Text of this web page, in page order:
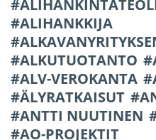
ALIHANKKIJA
ALKUTUOTANTO
ALV-VEROKANTA
ÄLYRATKAISUT
ANTTI NUUTINEN
AO-PROJEKTIT